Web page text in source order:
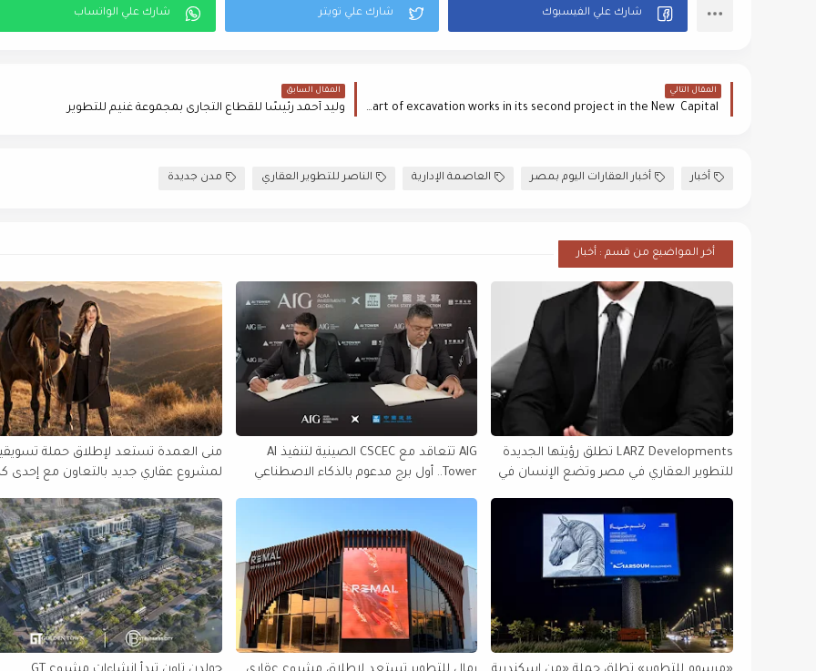
المقال التالي
Al Naser Developments celebrates the opening of its new headquarters and the start of excavation works in its second project in the New Capital
المقال السابق
وليد أحمد رئيسًا للقطاع التجارى بمجموعة غنيم للتطوير
أخبار أخبار العقارات اليوم بمصر العاصمة الإدارية الناصر للتطوير العقاري مدن جديدة
أخر المواضيع من قسم : أخبار
LARZ Developments تطلق رؤيتها الجديدة
للتطوير العقاري في مصر وتضع الإنسان في
AIG تتعاقد مع CSCEC الصينية لتنفيذ AI
Tower.. أول برج مدعوم بالذكاء الاصطناعي
منى العمدة تستعد لإطلاق حملة
لمشروع عقاري جديد بالتعاون مع إحدى